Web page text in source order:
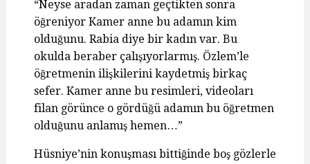
“Neyse aradan zaman geçtikten sonra
öğreniyor Kamer anne bu adamın kim
olduğunu. Rabia diye bir kadın var. Bu
okulda beraber çalışıyorlarmış. Özlem’le
öğretmenin ilişkilerini kaydetmiş birkaç
sefer. Kamer anne bu resimleri, videoları
filan görünce o gördüğü adamın bu öğretmen
olduğunu anlamış hemen…”
Hüsniye’nin konuşması bittiğinde boş gözlerle